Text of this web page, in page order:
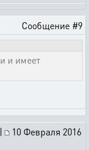
Сообщение #9
и имеет
|
10 Февраля 2016